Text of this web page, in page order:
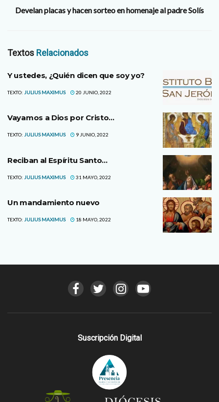
Develan placas y hacen sorteo en homenaje al padre Solís
Textos Relacionados
Y ustedes, ¿Quién dicen que soy yo?
TEXTO: JULIUS MAXIMUS 20 JUNIO, 2022
Vayamos a Dios por Cristo…
TEXTO: JULIUS MAXIMUS 9 JUNIO, 2022
Reciban al Espíritu Santo…
TEXTO: JULIUS MAXIMUS 31 MAYO, 2022
Un mandamiento nuevo
TEXTO: JULIUS MAXIMUS 18 MAYO, 2022
Suscripción Digital